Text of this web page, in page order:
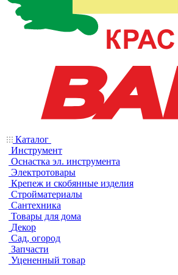
Каталог
Инструмент
Оснастка эл. инструмента
Электротовары
Крепеж и скобянные изделия
Стройматериалы
Сантехника
Товары для дома
Декор
Сад, огород
Запчасти
Уцененный товар